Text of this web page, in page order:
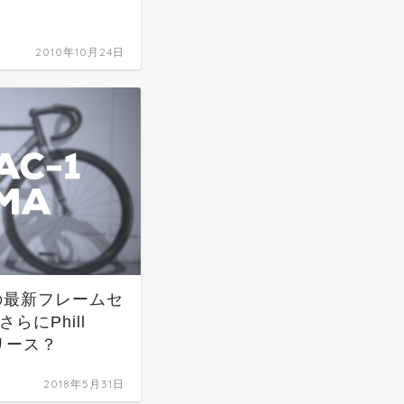
2010年10月24日
新フレームセ
らにPhill
ス？
2018年5月31日